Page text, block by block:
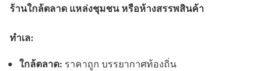
ร้านใกล้ตลาด แหล่งชุมชน หรือห้างสรรพสินค้า
ทำเล:
ใกล้ตลาด: ราคาถูก บรรยากาศท้องถิ่น